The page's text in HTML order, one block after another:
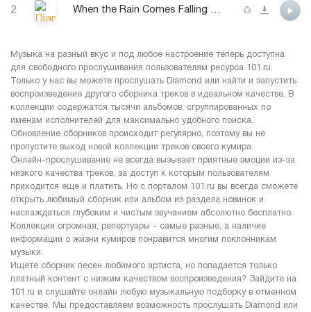
2 When the Rain Comes Falling Down
Музыка на разный вкус и под любое настроение теперь доступна
для свободного прослушивания пользователям ресурса 101.ru.
Только у нас вы можете прослушать Diamond или найти и запустить
воспроизведение другого сборника треков в идеальном качестве. В
коллекции содержатся тысячи альбомов, сгруппированных по
именам исполнителей для максимально удобного поиска.
Обновление сборников происходит регулярно, поэтому вы не
пропустите выход новой коллекции треков своего кумира.
Онлайн-прослушивание не всегда вызывает приятные эмоции из-за
низкого качества треков, за доступ к которым пользователям
приходится еще и платить. Но с порталом 101.ru вы всегда сможете
открыть любимый сборник или альбом из раздела новинок и
наслаждаться глубоким и чистым звучанием абсолютно бесплатно.
Коллекция огромная, репертуары - самые разные, а наличие
информации о жизни кумиров понравится многим поклонникам
музыки.
Ищете сборник песен любимого артиста, но попадается только
платный контент с низким качеством воспроизведения? Зайдите на
101.ru и слушайте онлайн любую музыкальную подборку в отменном
качестве. Мы предоставляем возможность прослушать Diamond или